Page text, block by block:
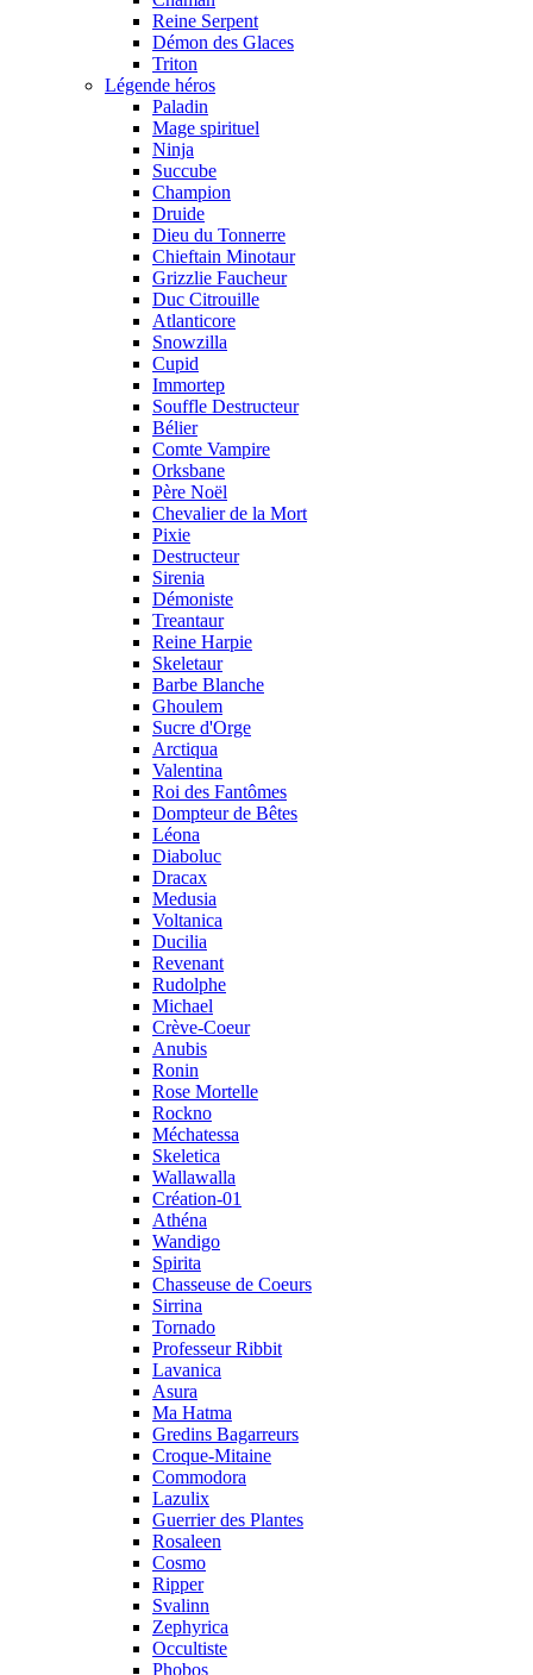
Reine Serpent
Démon des Glaces
Triton
Légende héros
Paladin
Mage spirituel
Ninja
Succube
Champion
Druide
Dieu du Tonnerre
Chieftain Minotaur
Grizzlie Faucheur
Duc Citrouille
Atlanticore
Snowzilla
Cupid
Immortep
Souffle Destructeur
Bélier
Comte Vampire
Orksbane
Père Noël
Chevalier de la Mort
Pixie
Destructeur
Sirenia
Démoniste
Treantaur
Reine Harpie
Skeletaur
Barbe Blanche
Ghoulem
Sucre d'Orge
Arctiqua
Valentina
Roi des Fantômes
Dompteur de Bêtes
Léona
Diaboluc
Dracax
Medusia
Voltanica
Ducilia
Revenant
Rudolphe
Michael
Crève-Coeur
Anubis
Ronin
Rose Mortelle
Rockno
Méchatessa
Skeletica
Wallawalla
Création-01
Athéna
Wandigo
Spirita
Chasseuse de Coeurs
Sirrina
Tornado
Professeur Ribbit
Lavanica
Asura
Ma Hatma
Gredins Bagarreurs
Croque-Mitaine
Commodora
Lazulix
Guerrier des Plantes
Rosaleen
Cosmo
Ripper
Svalinn
Zephyrica
Occultiste
Phobos